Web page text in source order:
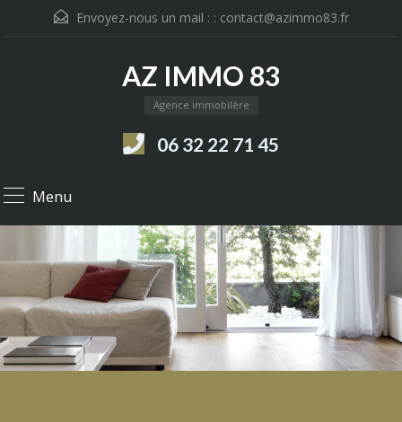
Envoyez-nous un mail : : contact@azimmo83.fr
AZ IMMO 83
Agence immobilère
06 32 22 71 45
Menu